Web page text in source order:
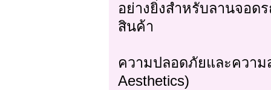
อย่างยิ่งสำหรับลานจอด
สินค้า
ความปลอดภัยและความ
Aesthetics)